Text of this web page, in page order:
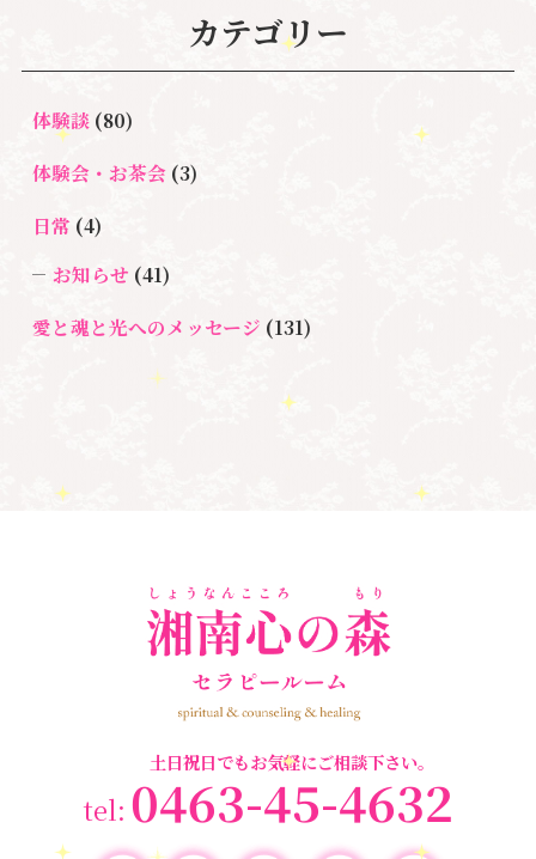
心のよりどころ 新着情報
＃アセンション ＃イヤーリーディング ＃エンジェルオラ
クルカード ＃ハイヤーセルフ
ロックバスター
＃マインドブロック
バスター養成講座
カテゴリー
体験談(80)
体験会・お茶会(3)
日常 (4)
お知らせ (41)
愛と魂と光へのメッセージ (131)
(132)
ペットロス
(72)
勉強会・セミナー(54)
(17)
土日祝日でもお気軽にご相談下さい。
0463-45-4632